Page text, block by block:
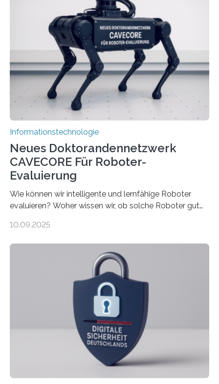
Herausforderungen. Herkömmliche Silizium-
Prozessoren stoßen an ihre Grenzen: Sie verbrauchen
viel Energie, die Speicher- und Verarbeitungseinheiten
sind voneinander getrennt und die Datenübertragung
bremst komplexe Anwendungen aus. Da KI-Modelle
immer größer werden und riesige Datenmengen
verarbeiten müssen, steigt der Bedarf an neuen
Rechenarchitekturen. Neben Quantencomputern
rücken dabei insbesondere…
Informationstechnologie
Neues Doktorandennetzwerk
CAVECORE Für Roboter-
Evaluierung
Wie können wir intelligente und lernfähige Roboter
evaluieren? Woher wissen wir, ob solche Roboter gut
sich CAVECORE – ein neues Marie Skłodowska-Curie
koordiniert wird. Ab dem 1. September werden sich
über einen Zeitraum von vier Jahren insgesamt 15
Promovierende im Rahmen von CAVECORE mit
kognitiven Robotern beschäftigen – also mit Robotern,
die mittels Sensoren ihre Umgebung erfassen,
Informationen verarbeiten und häufig auch mit…
10.09.2025